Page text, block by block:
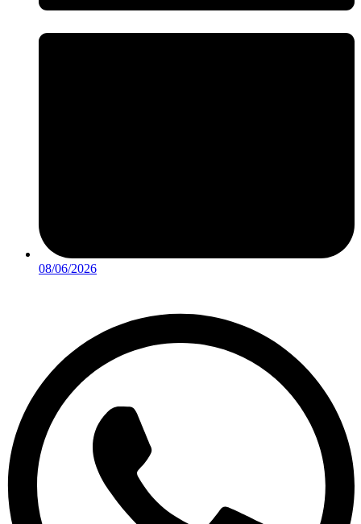
08/06/2026